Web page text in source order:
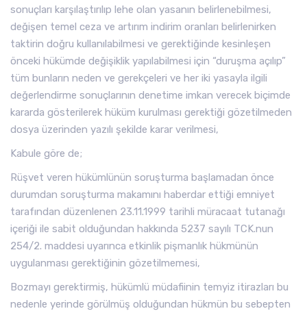
sonuçları karşılaştırılıp lehe olan yasanın belirlenebilmesi,
değişen temel ceza ve artırım indirim oranları belirlenirken
taktirin doğru kullanılabilmesi ve gerektiğinde kesinleşen
önceki hükümde değişiklik yapılabilmesi için “duruşma açılıp”
tüm bunların neden ve gerekçeleri ve her iki yasayla ilgili
değerlendirme sonuçlarının denetime imkan verecek biçimde
kararda gösterilerek hüküm kurulması gerektiği gözetilmeden
dosya üzerinden yazılı şekilde karar verilmesi,
Kabule göre de;
Rüşvet veren hükümlünün soruşturma başlamadan önce
durumdan soruşturma makamını haberdar ettiği emniyet
tarafından düzenlenen 23.11.1999 tarihli müracaat tutanağı
içeriği ile sabit olduğundan hakkında 5237 sayılı TCK.nun
254/2. maddesi uyarınca etkinlik pişmanlık hükmünün
uygulanması gerektiğinin gözetilmemesi,
Bozmayı gerektirmiş, hükümlü müdafiinin temyiz itirazları bu
nedenle yerinde görülmüş olduğundan hükmün bu sebepten